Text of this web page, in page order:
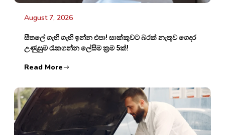
August 7, 2026
සීතලේ ගැහි ගැහි ඉන්න එපා! සාක්කුවට බරක් නැතුව ගෙදර
උණුසුම රැකගන්න ලේසිම ක්‍රම 5ක්!
Read More